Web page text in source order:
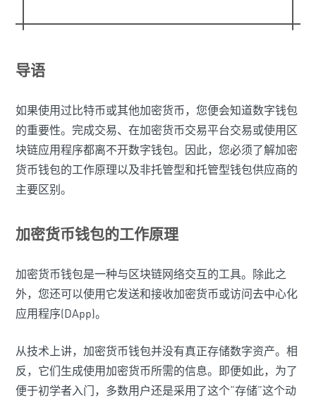
导语
如果使用过比特币或其他加密货币，您便会知道数字钱包
的重要性。完成交易、在加密货币交易平台交易或使用区
块链应用程序都离不开数字钱包。因此，您必须了解加密
货币钱包的工作原理以及非托管型和托管型钱包供应商的
主要区别。
加密货币钱包的工作原理
加密货币钱包是一种与区块链网络交互的工具。除此之
外，您还可以使用它发送和接收加密货币或访问去中心化
应用程序(DApp)。
从技术上讲，加密货币钱包并没有真正存储数字资产。相
反，它们生成使用加密货币所需的信息。即便如此，为了
便于初学者入门，多数用户还是采用了这个“存储”这个动